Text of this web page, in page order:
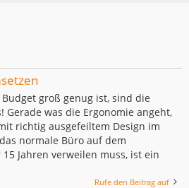
groß genug ist, sind die
Gerade was die Ergonomie angeht,
richtig ausgefeiltem Design im
normale Büro auf dem
Jahren verweilen muss, ist ein
Rufe den Beitrag auf